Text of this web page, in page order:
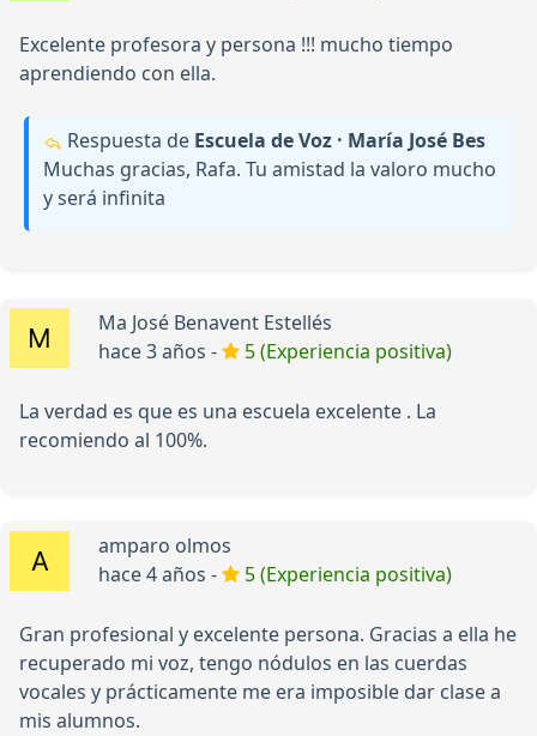
Excelente profesora y persona !!! mucho tiempo
aprendiendo con ella.
Respuesta de Escuela de Voz · María José Bes
Muchas gracias, Rafa. Tu amistad la valoro mucho
y será infinita
Ma José Benavent Estellés
hace 3 años -
5 (Experiencia positiva)
La verdad es que es una escuela excelente . La
recomiendo al 100%.
amparo olmos
hace 4 años -
5 (Experiencia positiva)
Gran profesional y excelente persona. Gracias a ella he
recuperado mi voz, tengo nódulos en las cuerdas
vocales y prácticamente me era imposible dar clase a
mis alumnos.